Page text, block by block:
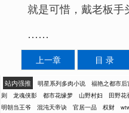
就是可惜，戴老板手
……
上一章 目 录
站内强推 明星系列多肉小说 福艳之都市后
则
龙魂侠影 都市花缘梦 山野村妇 田野花
明朝当王爷
混沌天帝诀 官居一品 权财